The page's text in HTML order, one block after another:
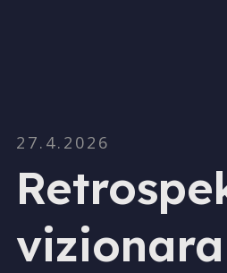
27.4.2026
vizionara